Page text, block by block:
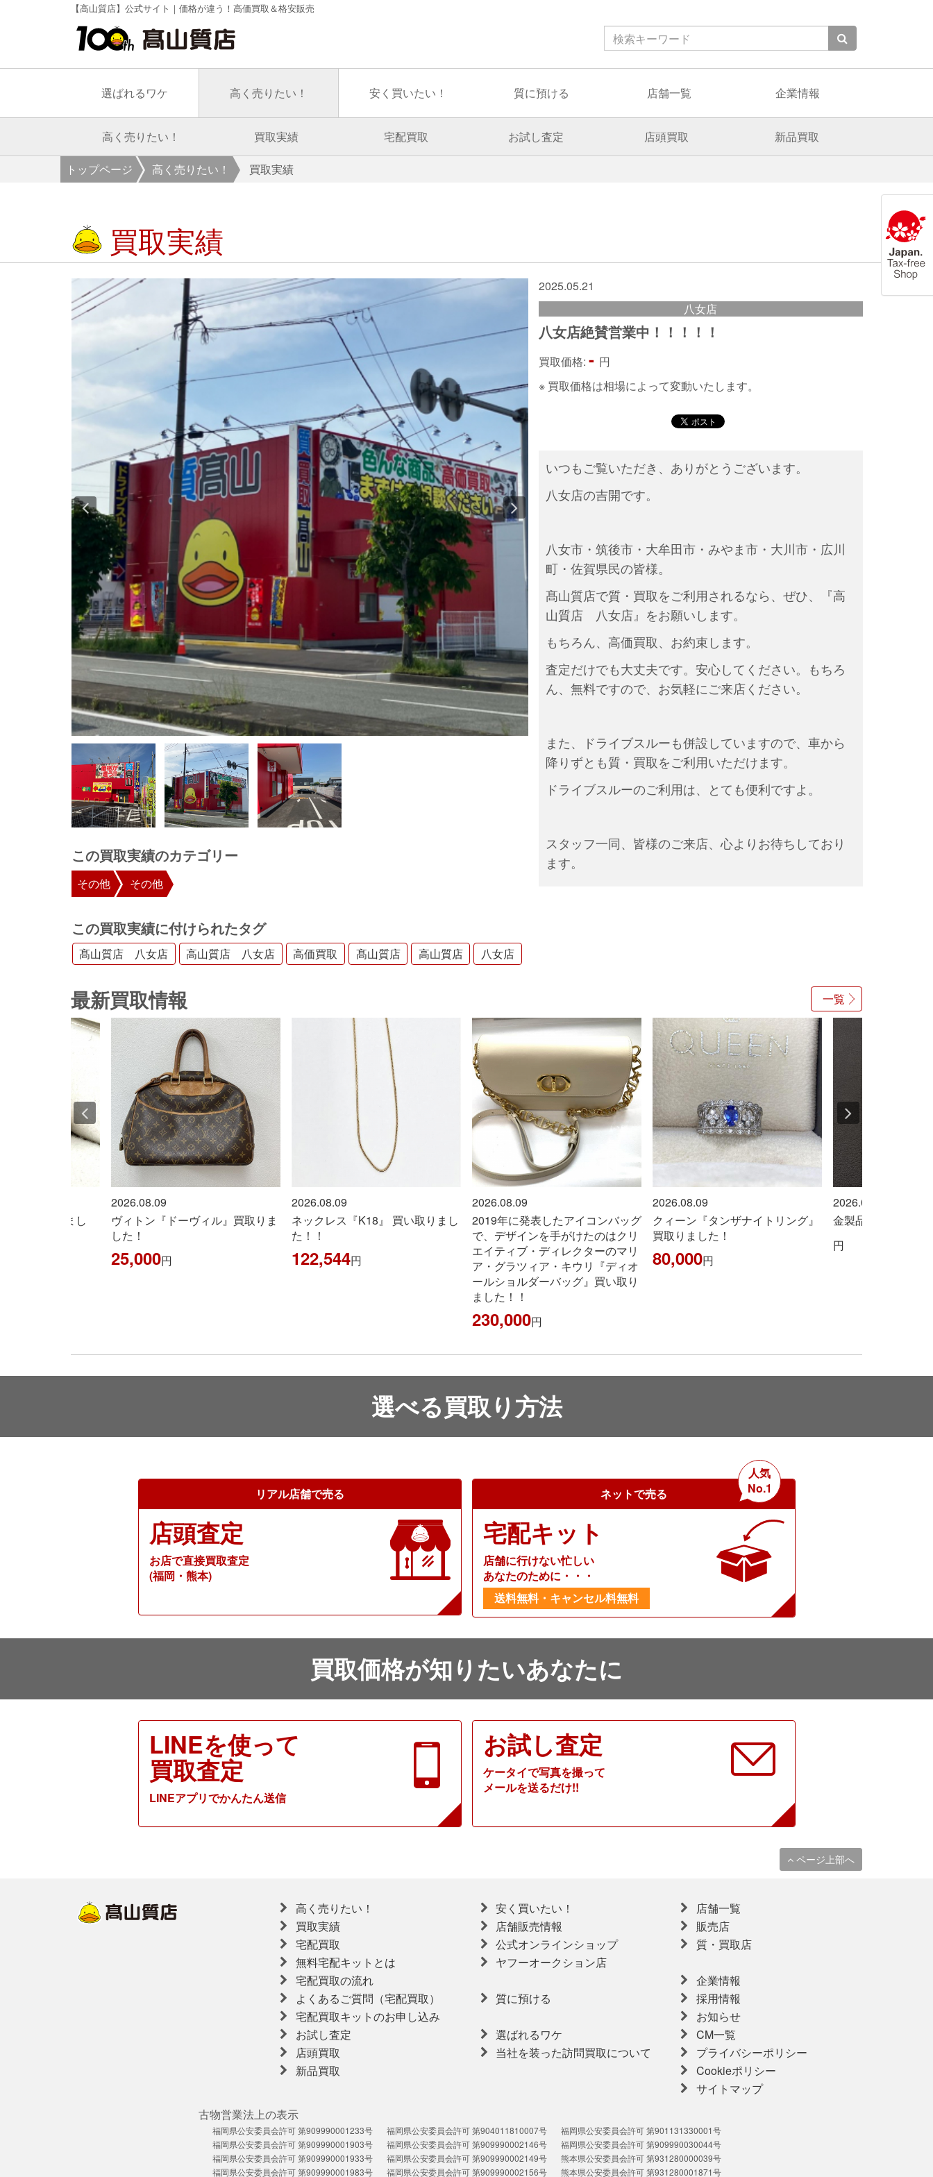
【高山質店】公式サイト｜価格が違う！高価買取＆格安販売
選ばれるワケ 高く売りたい！ 安く買いたい！ 質に預ける 店舗一覧 企業情報
高く売りたい！ 買取実績 宅配買取 お試し査定 店頭買取 新品買取
トップページ 高く売りたい！ 買取実績
買取実績
2025.05.21
八女店
八女店絶賛営業中！！！！！
買取価格:- 円
※ 買取価格は相場によって変動いたします。
いつもご覧いただき、ありがとうございます。
八女店の吉開です。
八女市・筑後市・大牟田市・みやま市・大川市・広川
町・佐賀県民の皆様。
髙山質店で質・買取をご利用されるなら、ぜひ、『高
山質店 八女店』をお願いします。
もちろん、高価買取、お約束します。
査定だけでも大丈夫です。安心してください。もちろ
ん、無料ですので、お気軽にご来店ください。
また、ドライブスルーも併設していますので、車から
降りずとも質・買取をご利用いただけます。
ドライブスルーのご利用は、とても便利ですよ。
スタッフ一同、皆様のご来店、心よりお待ちしており
ます。
この買取実績のカテゴリー
その他 その他
この買取実績に付けられたタグ
髙山質店 八女店 高山質店 八女店 高価買取 髙山質店 高山質店 八女店
一覧
最新買取情報
ヴィトン『ドーヴィル』買取りま
ネックレス『K18』 買い取りまし
2019年に発表したアイコンバッグ
で、デザインを手がけたのはクリ
エイティブ・ディレクターのマリ
ア・グラツィア・キウリ『ディオ
ールショルダーバッグ』買い取り
クィーン『タンザナイトリング』
買取りました！
80,000円
金製品売ってください！！
選べる買取り方法
リアル店舗で売る
店頭査定
お店で直接買取査定
(福岡・熊本)
ネットで売る
人気
No.1
宅配キット
店舗に行けない忙しい
あなたのために・・・
送料無料・キャンセル料無料
買取価格が知りたいあなたに
LINEを使って
買取査定
LINEアプリでかんたん送信
お試し査定
ケータイで写真を撮って
メールを送るだけ!!
ページ上部へ
高く売りたい！
買取実績
宅配買取
無料宅配キットとは
宅配買取の流れ
よくあるご質問（宅配買取）
宅配買取キットのお申し込み
お試し査定
店頭買取
新品買取
安く買いたい！
店舗販売情報
公式オンラインショップ
ヤフーオークション店
質に預ける
選ばれるワケ
当社を装った訪問買取について
店舗一覧
販売店
質・買取店
企業情報
採用情報
お知らせ
CM一覧
プライバシーポリシー
Cookieポリシー
サイトマップ
古物営業法上の表示
福岡県公安委員会許可 第909990001233号
福岡県公安委員会許可 第909990001903号
福岡県公安委員会許可 第909990001933号
福岡県公安委員会許可 第909990001983号
福岡県公安委員会許可 第904011810007号
福岡県公安委員会許可 第909990002146号
福岡県公安委員会許可 第909990002149号
福岡県公安委員会許可 第909990002156号
福岡県公安委員会許可 第901131330001号
福岡県公安委員会許可 第909990030044号
熊本県公安委員会許可 第931280000039号
熊本県公安委員会許可 第931280001871号